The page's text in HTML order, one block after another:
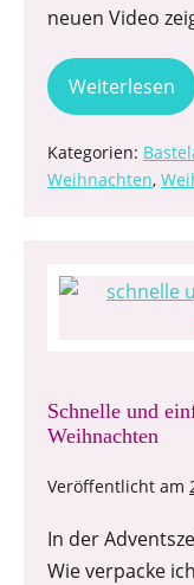
neuen Video
Weiterlesen
Kategorien:
Weihnachten,
Schnelle und
Weihnachten
Veröffentlicht am
In der
Wie verpacke